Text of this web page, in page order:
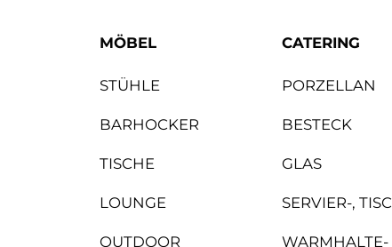
MÖBEL
STÜHLE
BARHOCKER
TISCHE
LOUNGE
OUTDOOR
CATERING
PORZELLAN
BESTECK
GLAS
SERVIER-,
WARMHALTE-